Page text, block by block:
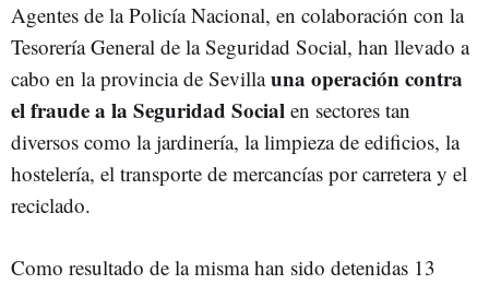
Agentes de la Policía Nacional, en colaboración con la
Tesorería General de la Seguridad Social, han llevado a
cabo en la provincia de Sevillauna operación contra
el fraude a la Seguridad Social en sectores tan
diversos como la jardinería, la limpieza de edificios, la
hostelería, el transporte de mercancías por carretera y el
reciclado.
Como resultado de la misma han sido detenidas 13